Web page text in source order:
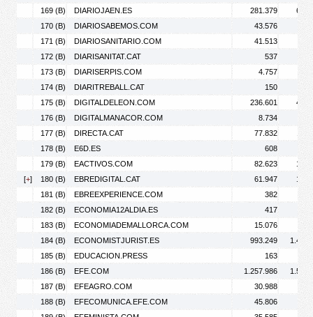
169 (B)
DIARIOJAEN.ES 281.379
170 (B)
DIARIOSABEMOS.COM 43.576
171 (B)
DIARIOSANITARIO.COM 41.513
172 (B)
DIARISANITAT.CAT 537
173 (B)
DIARISERPIS.COM 4.757
174 (B)
DIARITREBALL.CAT 150
175 (B)
DIGITALDELEON.COM 236.601
176 (B)
DIGITALMANACOR.COM 8.734
177 (B)
DIRECTA.CAT 77.832
178 (B)
E6D.ES 608
179 (B)
EACTIVOS.COM 82.623
[+] 180 (B) EBREDIGITAL.CAT 61.947
181 (B)
EBREEXPERIENCE.COM 382
182 (B)
ECONOMIA12ALDIA.ES 417
183 (B)
ECONOMIADEMALLORCA.COM 15.076
184 (B)
ECONOMISTJURIST.ES 993.249
185 (B)
EDUCACION.PRESS 163
186 (B)
EFE.COM 1.257.986
187 (B)
EFEAGRO.COM 30.988
188 (B)
EFECOMUNICA.EFE.COM 45.806